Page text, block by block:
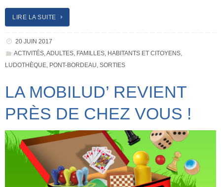
LIRE LA SUITE
20 JUIN 2017
ACTIVITÉS, ADULTES, FAMILLES, HABITANTS ET CITOYENS,
LUDOTHÈQUE PONT-BORDEAU SORTIES
LA MOBILUD’ REVIENT
PRÈS DE CHEZ VOUS !